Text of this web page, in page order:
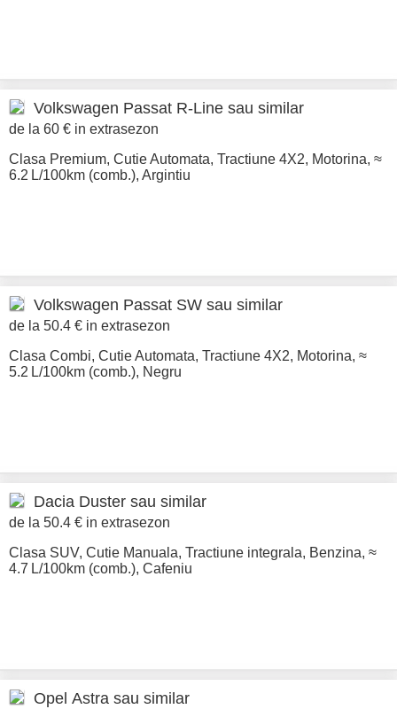
Volkswagen Passat R-Line sau similar
de la 60 € in extrasezon
Clasa Premium, Cutie Automata, Tractiune 4X2, Motorina, ≈
6.2 L/100km (comb.), Argintiu
Volkswagen Passat SW sau similar
de la 50.4 € in extrasezon
Clasa Combi, Cutie Automata, Tractiune 4X2, Motorina, ≈
5.2 L/100km (comb.), Negru
Dacia Duster sau similar
de la 50.4 € in extrasezon
Clasa SUV, Cutie Manuala, Tractiune integrala, Benzina, ≈
4.7 L/100km (comb.), Cafeniu
Opel Astra sau similar